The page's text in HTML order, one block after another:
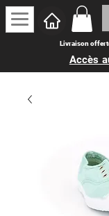
Livraison
Accès